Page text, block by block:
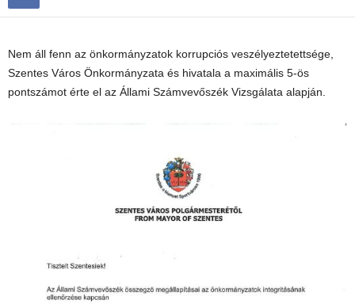
Nem áll fenn az önkormányzatok korrupciós veszélyeztetettsége,
Szentes Város Önkormányzata és hivatala a maximális 5-ös
pontszámot érte el az Állami Számvevőszék Vizsgálata alapján.